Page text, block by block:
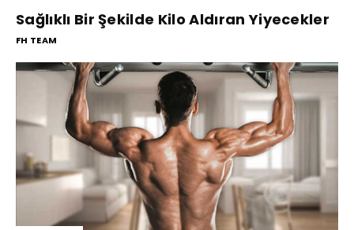
Sağlıklı Bir Şekilde Kilo Aldıran Yiyecekler
FH TEAM